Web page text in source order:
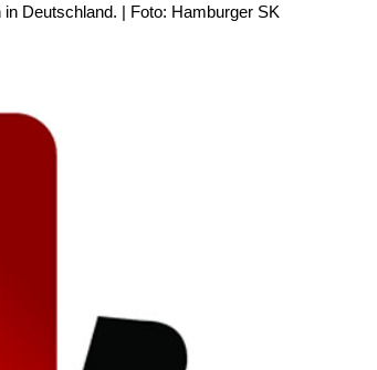
Deutschland. | Foto: Hamburger SK